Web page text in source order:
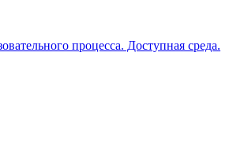
процесса. Доступная среда.